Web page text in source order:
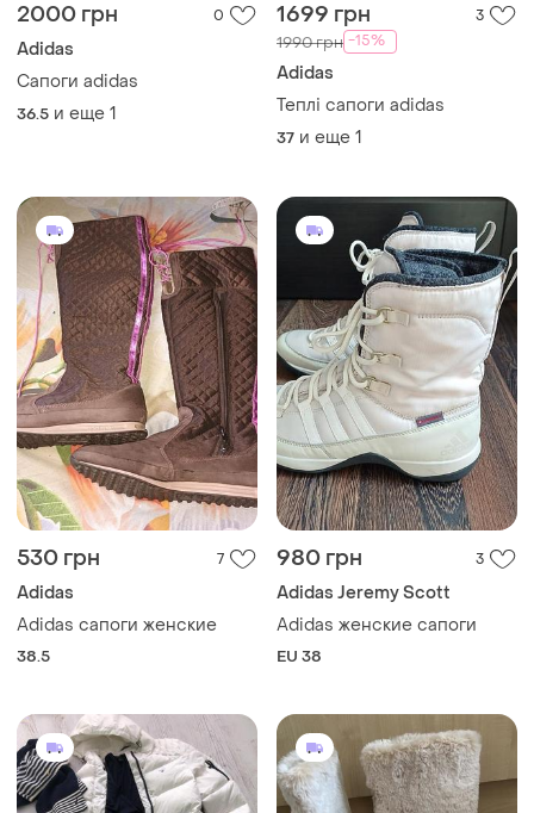
2000 грн 0
Adidas
Сапоги adidas
36.5 и еще 1
1699 грн 3
1990 грн -15%
Adidas
Теплі сапоги adidas
37 и еще 1
530 грн 7
Adidas
Adidas сапоги женские
38.5
980 грн 3
Adidas Jeremy Scott
Adidas женские сапоги
EU 38